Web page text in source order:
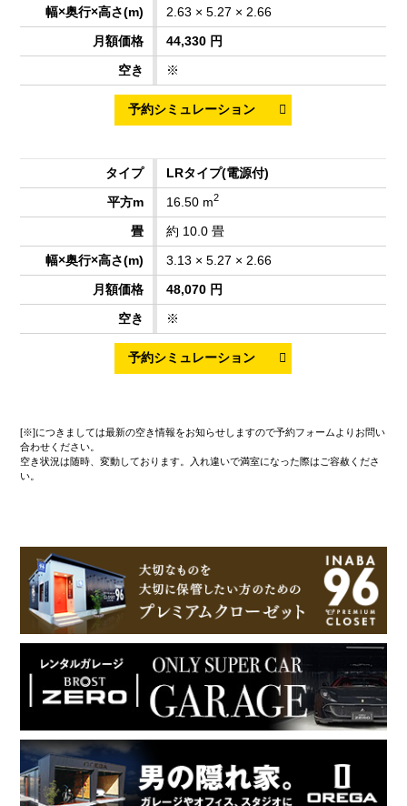
2.63 × 5.27 × 2.66
44,330 円
※
LRタイプ(電源付)
16.50 m2
約 10.0 畳
3.13 × 5.27 × 2.66
48,070 円
※
[※]につきましては最新の空き情報をお知らせしますので予約フォームよりお問い
合わせください。
空き状況は随時、変動しております。入れ違いで満室になった際はご容赦くださ
い。